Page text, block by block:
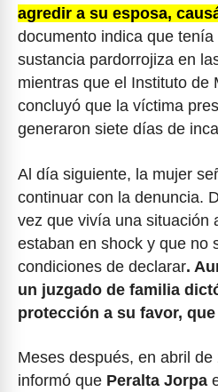
agredir a su esposa,
documento indica que
sustancia pardorrojiza en
mientras que el Instituto de
concluyó que la víctima
generaron siete días de
Al día siguiente, la mujer
continuar con la denuncia.
vez que vivía una situación
estaban en shock y que no
condiciones de declarar.
un juzgado de familia
protección a su favor,
Meses después, en abril
informó que Peralta Jorpa